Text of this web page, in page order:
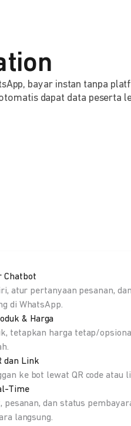
bayar instan tanpa
dapat data peserta
Chatbot
atur pertanyaan pesanan,
di WhatsApp.
& Harga
tetapkan harga tetap/
dan Link
ke bot lewat QR code atau
Time
pesanan, dan status
langsung.